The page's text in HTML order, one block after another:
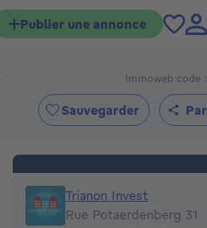
Publier une annonce
Immoweb code :
Sauvegarder
Trianon Invest
Trianon Invest
Rue Potaerdenberg 31